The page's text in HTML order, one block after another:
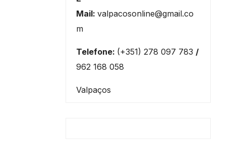
Mail: valpacosonline@gmail.co
m
Telefone: (+351) 278 097 783 /
962 168 058
Valpaços